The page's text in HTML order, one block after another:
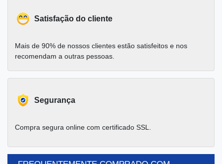
Satisfação do cliente
Mais de 90% de nossos clientes estão satisfeitos e nos
recomendam a outras pessoas.
Segurança
Compra segura online com certificado SSL.